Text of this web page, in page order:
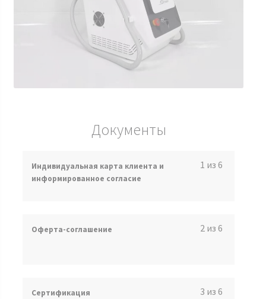
Документы
1 из 6
Индивидуальная карта клиента и
информированное согласие
2 из 6
Оферта-соглашение
3 из 6
Сертификация